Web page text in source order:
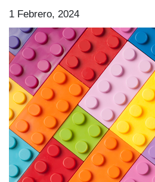
1 Febrero, 2024